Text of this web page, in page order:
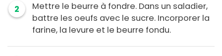
2
Mettre le beurre à fondre. Dans un saladier,
battre les oeufs avec le sucre. Incorporer la
farine, la levure et le beurre fondu.